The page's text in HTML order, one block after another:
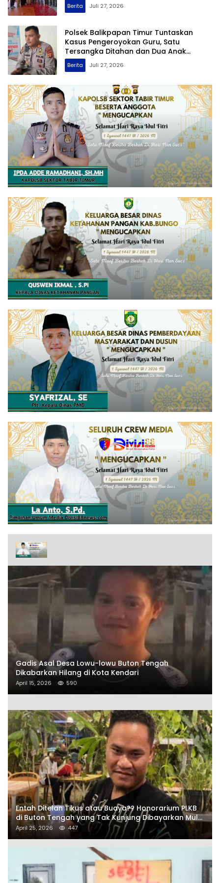
Berita Juli 27, 2026
Polsek Balikpapan Timur Tuntaskan
Kasus Pengeroyokan Guru, Satu
Tersangka Ditahan dan Dua Anak
Berhadapan dengan Hukum Wajib Lapor
Berita Juli 27, 2026
Gadis Asal Desa Lowu-lowu Buton Tengah
Dikabarkan Hilang di Kota Kendari
April 15, 2026 590
Entah Ditelan Tikus atau Buaya?? Honorarium PLKB
di Buton Tengah yang Tak Kunjung Dibayarkan Mulai
Disorot SAMURAIS
April 25, 2026 447